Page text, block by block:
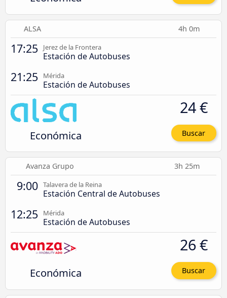
ALSA 4h 0m
17:25 Jerez de la Frontera
Estación de Autobuses
21:25 Mérida
Estación de Autobuses
Económica
24 €
Buscar
Avanza Grupo 3h 25m
9:00 Talavera de la Reina
Estación Central de Autobuses
12:25 Mérida
Estación de Autobuses
Económica
26 €
Buscar